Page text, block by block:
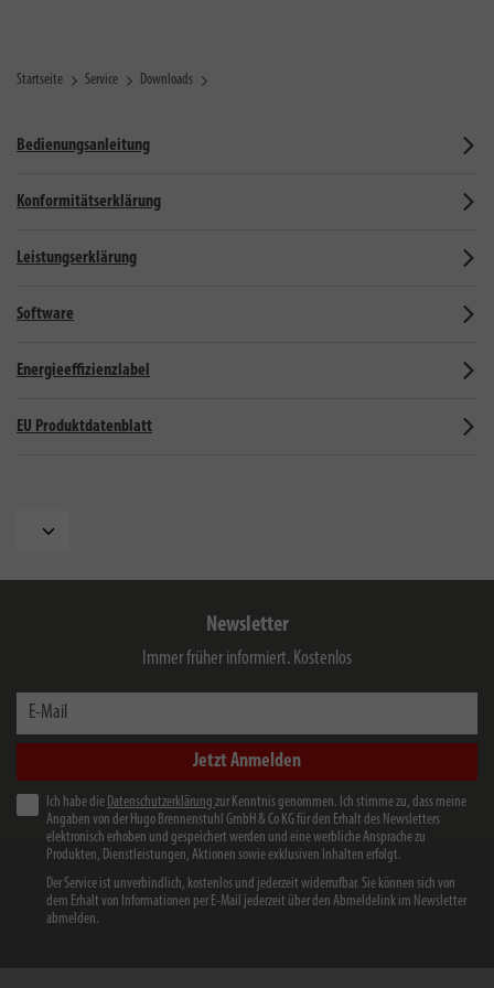
Startseite Service Downloads
Bedienungsanleitung
Konformitätserklärung
Leistungserklärung
Software
Energieeffizienzlabel
EU Produktdatenblatt
Newsletter
Immer früher informiert. Kostenlos
E-Mail
Jetzt Anmelden
Ich habe die Datenschutzerklärung zur Kenntnis genommen. Ich stimme zu, dass meine
Angaben von der Hugo Brennenstuhl GmbH & Co KG für den Erhalt des Newsletters
elektronisch erhoben und gespeichert werden und eine werbliche Ansprache zu
Produkten, Dienstleistungen, Aktionen sowie exklusiven Inhalten erfolgt.
Der Service ist unverbindlich, kostenlos und jederzeit widerrufbar. Sie können sich von
dem Erhalt von Informationen per E-Mail jederzeit über den Abmeldelink im Newsletter
abmelden.